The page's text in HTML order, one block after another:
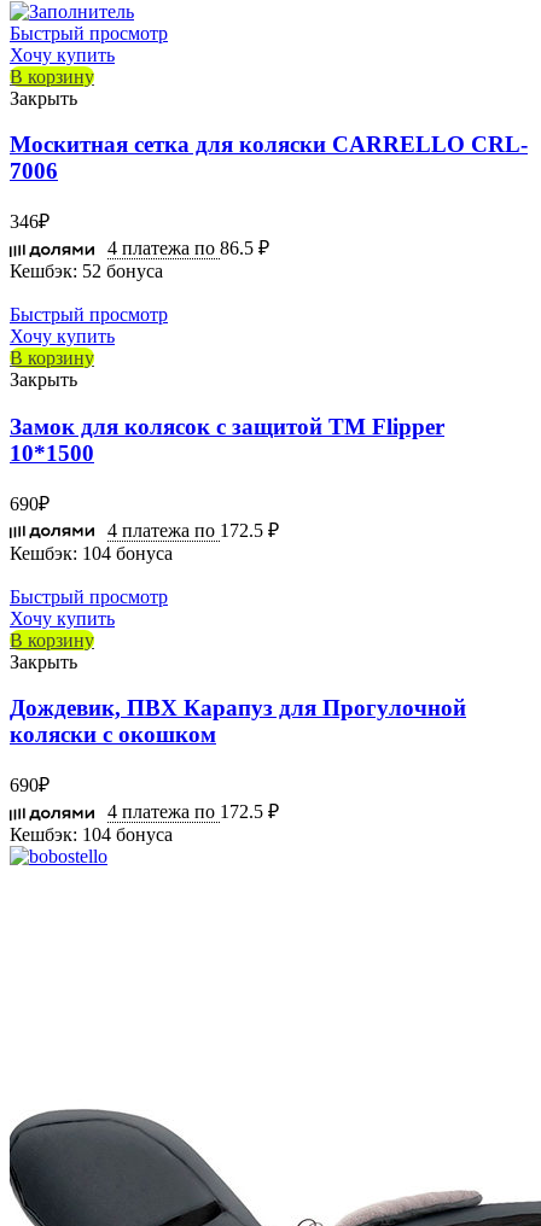
Быстрый просмотр
Хочу купить
В корзину
Закрыть
Москитная сетка для коляски CARRELLO CRL-
7006
346₽
4 платежа по 86.5 ₽
Кешбэк: 52 бонуса
Быстрый просмотр
Хочу купить
В корзину
Закрыть
Замок для колясок с защитой ТМ Flipper
10*1500
690₽
4 платежа по 172.5 ₽
Кешбэк: 104 бонуса
Быстрый просмотр
Хочу купить
В корзину
Закрыть
Дождевик, ПВХ Карапуз для Прогулочной
коляски с окошком
690₽
4 платежа по 172.5 ₽
Кешбэк: 104 бонуса